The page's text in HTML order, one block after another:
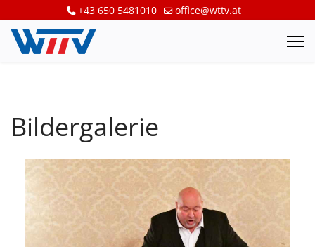
+43 650 5481010 office@wttv.at
Bildergalerie